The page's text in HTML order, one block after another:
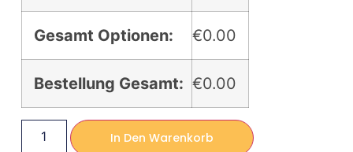
Gesamt Optionen: €0.00
Bestellung Gesamt: €0.00
In Den Warenkorb